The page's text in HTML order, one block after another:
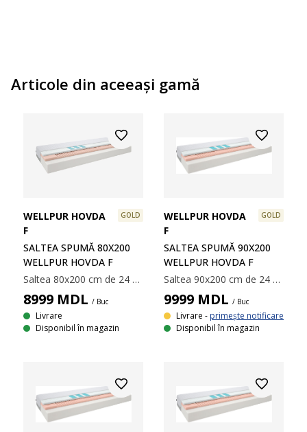
Articole din aceeaşi gamă
WELLPUR HOVDA
F
GOLD
SALTEA SPUMĂ 80X200
WELLPUR HOVDA F
Saltea 80x200 cm de 24 cm grosime cu 7 zone de confort. Nucleu de 4 cm din spumă cu memorie AIR care înlătură tensiunea musculară, 4 cm spumă flexibilă Comfort+ și 16 cm de spumă poliuretanică. Cu gel răcoritor în zona șoldurilor. Spuma cu memorie AIR se mulează rapid și perfect pe conturul corpului, chiar și într-un mediu răcoros de somn. Husa lavabilă cu polietilenă răcoroasă pe o parte.
8999 MDL / Buc
Livrare
Disponibil în magazin
WELLPUR HOVDA
F
GOLD
SALTEA SPUMĂ 90Х200
WELLPUR HOVDA F
Saltea 90x200 cm de 24 cm grosime cu 7 zone de confort. Nucleu de 4 cm din spumă cu memorie AIR care înlătură tensiunea musculară, 4 cm spumă flexibilă Comfort+ și 16 cm de spumă poliuretanică. Cu gel răcoritor în zona șoldurilor. Spuma cu memorie AIR se mulează rapid și perfect pe conturul corpului, chiar și într-un mediu răcoros de somn. Husa lavabilă cu polietilenă răcoroasă pe o parte.
9999 MDL / Buc
Livrare - primește notificare
Disponibil în magazin